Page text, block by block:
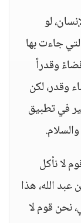
لو
جاءت بها
وقدراً
وقدر، لكن
في تطبيق
لا نأكل
الله، هذا
نحن قوم لا